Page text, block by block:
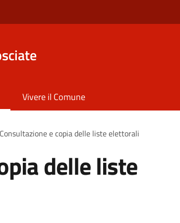
Vivere il Comune
Consultazione e copia delle liste elettorali
delle liste